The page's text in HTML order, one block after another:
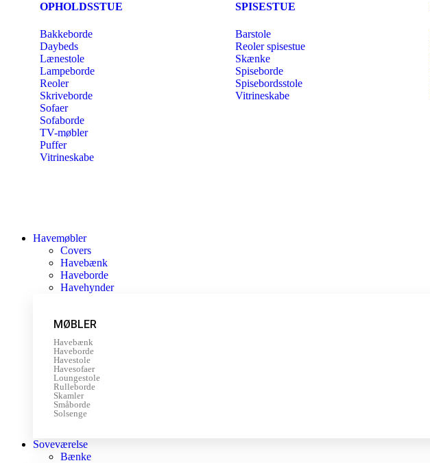
OPHOLDSSTUE
Bakkeborde
Daybeds
Lænestole
Lampeborde
Reoler
Skriveborde
Sofaer
Sofaborde
TV-møbler
Puffer
Vitrineskabe
SPISESTUE
Barstole
Reoler spisestue
Skænke
Spiseborde
Spisebordsstole
Vitrineskabe
Havemøbler
Covers
Havebænk
Haveborde
Havehynder
MØBLER
Havebænk
Haveborde
Havestole
Havesofaer
Loungestole
Rulleborde
Skamler
Småborde
Solsenge
Soveværelse
Bænke